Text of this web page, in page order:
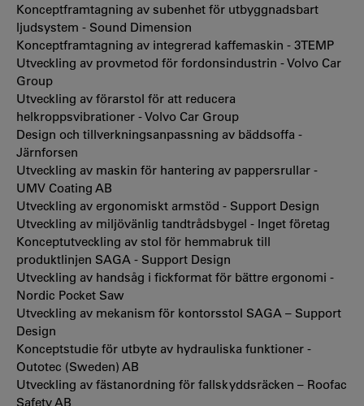
Konceptframtagning av subenhet för utbyggnadsbart
ljudsystem - Sound Dimension
Konceptframtagning av integrerad kaffemaskin - 3TEMP
Utveckling av provmetod för fordonsindustrin - Volvo Car
Group
Utveckling av förarstol för att reducera
helkroppsvibrationer - Volvo Car Group
Design och tillverkningsanpassning av bäddsoffa -
Järnforsen
Utveckling av maskin för hantering av pappersrullar -
UMV Coating AB
Utveckling av ergonomiskt armstöd - Support Design
Utveckling av miljövänlig tandtrådsbygel - Inget företag
Konceptutveckling av stol för hemmabruk till
produktlinjen SAGA - Support Design
Utveckling av handsåg i fickformat för bättre ergonomi -
Nordic Pocket Saw
Utveckling av mekanism för kontorsstol SAGA – Support
Design
Konceptstudie för utbyte av hydrauliska funktioner -
Outotec (Sweden) AB
Utveckling av fästanordning för fallskyddsräcken – Roofac
Safety AB